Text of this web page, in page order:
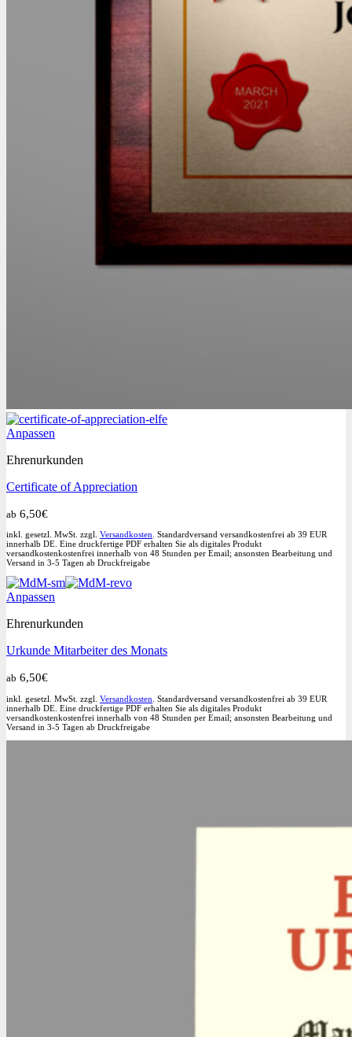
Anpassen
weist
Varianten
Optionen
können
auf
der
Produktseite
gewählt
werden
Ehrenurkunden
Certificate of Appreciation
ab 6,50€
inkl. gesetzl. MwSt. zzgl. Versandkosten . Standardversand versandkostenfrei ab 39 EUR
innerhalb DE. Eine druckfertige PDF erhalten Sie als digitales Produkt
versandkostenkostenfrei innerhalb von 48 Stunden per Email; ansonsten Bearbeitung und
Versand in 3-5 Tagen ab Druckfreigabe
Anpassen
weist
Varianten
Optionen
können
auf
der
Ehrenurkunden
Urkunde Mitarbeiter des Monats
ab 6,50€
inkl. gesetzl. MwSt. zzgl. Versandkosten . Standardversand versandkostenfrei ab 39 EUR
innerhalb DE. Eine druckfertige PDF erhalten Sie als digitales Produkt
versandkostenkostenfrei innerhalb von 48 Stunden per Email; ansonsten Bearbeitung und
Versand in 3-5 Tagen ab Druckfreigabe